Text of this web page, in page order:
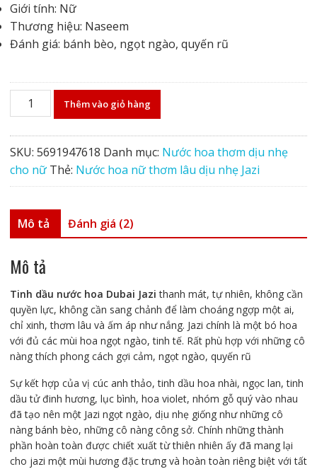
Giới tính: Nữ
Thương hiệu: Naseem
Đánh giá: bánh bèo, ngọt ngào, quyến rũ
Nước
hoa
nữ
thơm
lâu
dịu
Jazi
số
lượng
Thêm vào giỏ hàng
SKU: 5691947618 Danh mục: Nước hoa thơm dịu nhẹ
cho nữ Thẻ: Nước hoa nữ thơm lâu dịu nhẹ Jazi
Mô tả Đánh giá (2)
Mô tả
Tinh dầu nước hoa Dubai Jazi thanh mát, tự nhiên, không cần
quyền lực, không cần sang chảnh để làm choáng ngợp một ai,
chỉ xinh, thơm lâu và ấm áp như nắng. Jazi chính là một bó hoa
với đủ các mùi hoa ngọt ngào, tinh tế. Rất phù hợp với những cô
nàng thích phong cách gợi cảm, ngọt ngào, quyến rũ
Sự kết hợp của vị cúc anh thảo, tinh dầu hoa nhài, ngọc lan, tinh
dầu tử đinh hương, lục bình, hoa violet, nhóm gỗ quý vào nhau
đã tạo nên một Jazi ngọt ngào, dịu nhẹ giống như những cô
nàng bánh bèo, những cô nàng công sở. Chính những thành
phần hoàn toàn được chiết xuất từ thiên nhiên ấy đã mang lại
cho jazi một mùi hương đặc trưng và hoàn toàn riêng biệt với tất